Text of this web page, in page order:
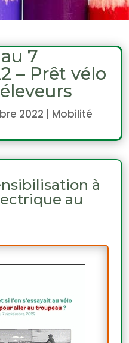
7
– Prêt vélo
2022 | Mobilité
à
au